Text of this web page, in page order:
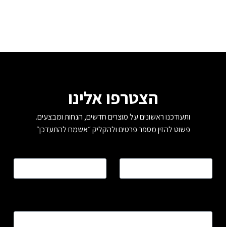
הצטרפו אלינו
ותעודכנו ראשונים על מוצרים חדשים, הנחות ומבצעים.
פשוט להזין מספר פרטים ולהקליק ״אשמח להתעדכן״